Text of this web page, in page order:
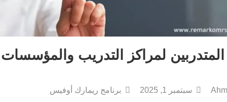
لمراكز التدريب والمؤسسات
سبتمبر 1, 2025 برنامج ريمارك أوفيس